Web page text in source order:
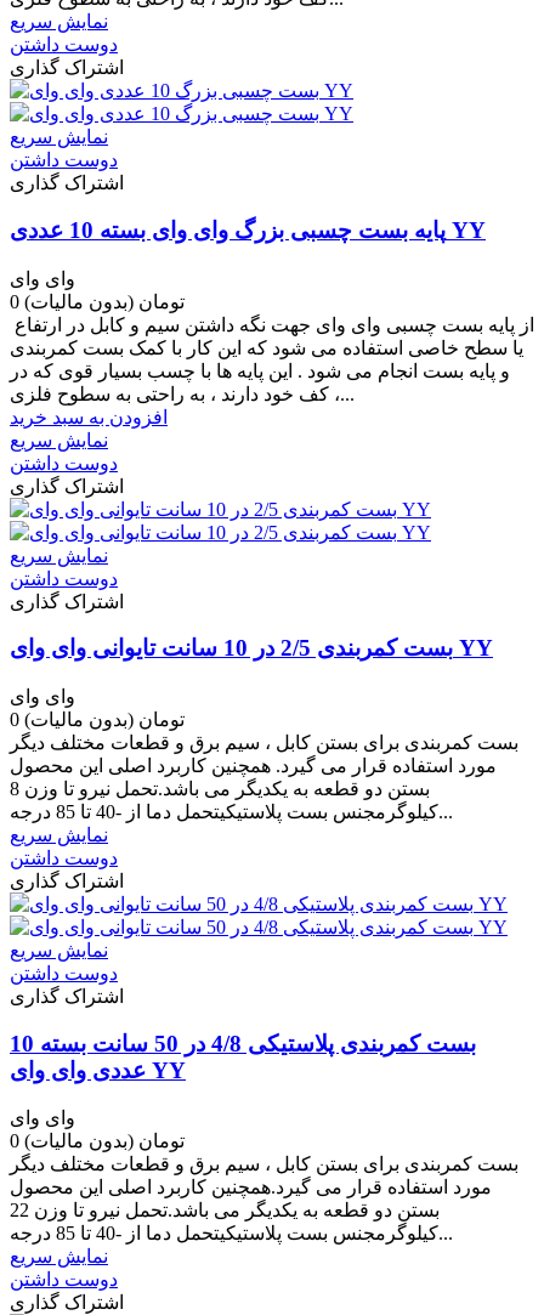
نمایش سریع
دوست داشتن
اشتراک گذاری
نمایش سریع
دوست داشتن
اشتراک گذاری
پایه بست چسبی بزرگ وای وای بسته 10 عددی YY
وای وای
0 تومان (بدون مالیات)
از پایه بست چسبی وای وای جهت نگه داشتن سیم و کابل در ارتفاع
یا سطح خاصی استفاده می شود که این کار با کمک بست کمربندی
و پایه بست انجام می شود . این پایه ها با چسب بسیار قوی که در
کف خود دارند ، به راحتی به سطوح فلزی ،...
افزودن به سبد خرید
نمایش سریع
دوست داشتن
اشتراک گذاری
نمایش سریع
دوست داشتن
اشتراک گذاری
بست کمربندی 2/5 در 10 سانت تایوانی وای وای YY
وای وای
0 تومان (بدون مالیات)
بست کمربندی برای بستن کابل ، سیم برق و قطعات مختلف دیگر
مورد استفاده قرار می گیرد. همچنین کاربرد اصلی این محصول
بستن دو قطعه به یکدیگر می باشد.تحمل نیرو تا وزن 8
کیلوگرمجنس بست پلاستیکیتحمل دما از -40 تا 85 درجه...
نمایش سریع
دوست داشتن
اشتراک گذاری
نمایش سریع
دوست داشتن
اشتراک گذاری
بست کمربندی پلاستیکی 4/8 در 50 سانت بسته 10
عددی وای وای YY
وای وای
0 تومان (بدون مالیات)
بست کمربندی برای بستن کابل ، سیم برق و قطعات مختلف دیگر
مورد استفاده قرار می گیرد.همچنین کاربرد اصلی این محصول
بستن دو قطعه به یکدیگر می باشد.تحمل نیرو تا وزن 22
کیلوگرمجنس بست پلاستیکیتحمل دما از -40 تا 85 درجه...
نمایش سریع
دوست داشتن
اشتراک گذاری